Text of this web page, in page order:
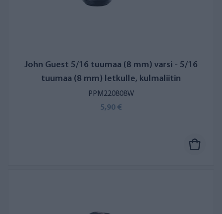
John Guest 5/16 tuumaa (8 mm) varsi - 5/16
tuumaa (8 mm) letkulle, kulmaliitin
PPM220808W
5,90 €